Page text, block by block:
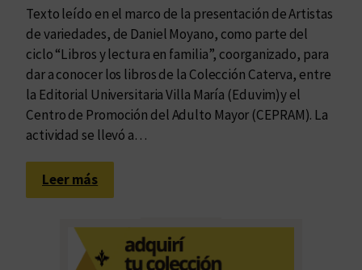
Texto leído en el marco de la presentación de Artistas
de variedades, de Daniel Moyano, como parte del
ciclo “Libros y lectura en familia”, coorganizado, para
dar a conocer los libros de la Colección Caterva, entre
la Editorial Universitaria Villa María (Eduvim)y el
Centro de Promoción del Adulto Mayor (CEPRAM). La
actividad se llevó a…
Leer más:
P
t